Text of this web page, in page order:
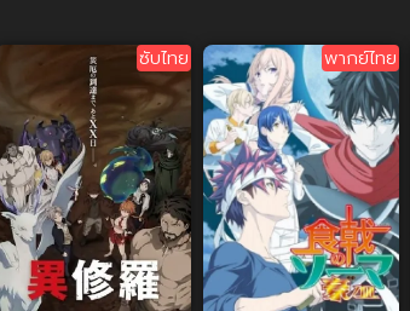
ซับไทย พากย์ไทย